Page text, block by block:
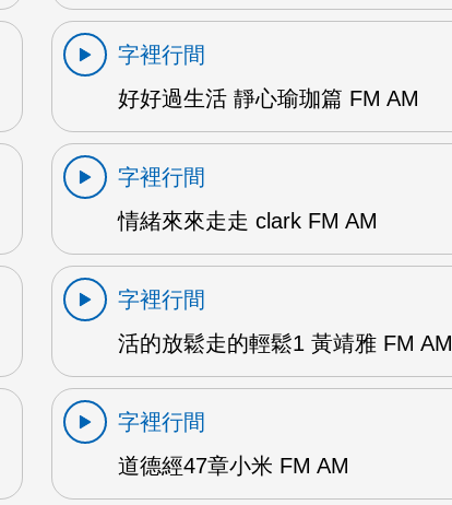
字裡行間
好好過生活 靜心瑜珈篇 FM AM
字裡行間
情緒來來走走 clark FM AM
字裡行間
活的放鬆走的輕鬆1 黃靖雅 FM AM
字裡行間
道德經47章小米 FM AM